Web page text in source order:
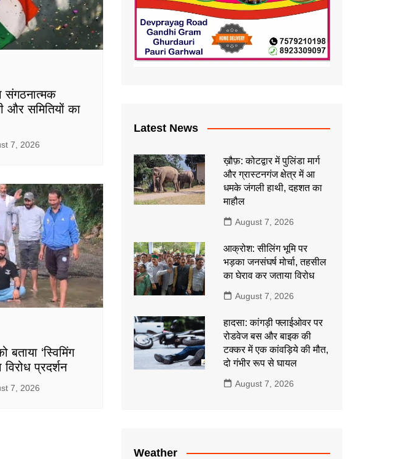
संगठनात्मक
और समितियों का
7, 2026
‘स्विमिंग
प्रदर्शन
7, 2026
Latest News
ख़ौफ़: कोटद्वार में पुलिंडा मार्ग
और ग्रास्टनगंज क्षेत्र में आ
धमके जंगली हाथी, दहशत का
माहौल
August 7, 2026
आक्रोश: सीलिंग भूमि पर
भड़का जनसंघर्ष मोर्चा, तहसील
का घेराव कर जताया विरोध
August 7, 2026
हादसा: कांगड़ी फ्लाईओवर पर
रोडवेज बस और बाइक की
टक्कर में एक कांवड़िये की मौत,
दो गंभीर रूप से घायल
August 7, 2026
Weather